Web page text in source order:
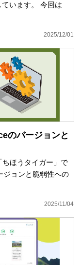
います。 今回は
2025/12/01
のバージョンと
ちほうタイガー」で
ジョンと脆弱性への
2025/11/04